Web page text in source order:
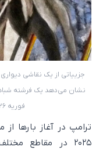
جزییاتی از یک نقاشی
فوریه ۲۰۲۶/عکس از آسوشیتدپرس
۲۰۲۵ در مقاطع